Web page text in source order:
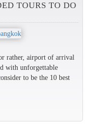
TOURS TO DO
rather, airport of arrival
with unforgettable
to be the 10 best